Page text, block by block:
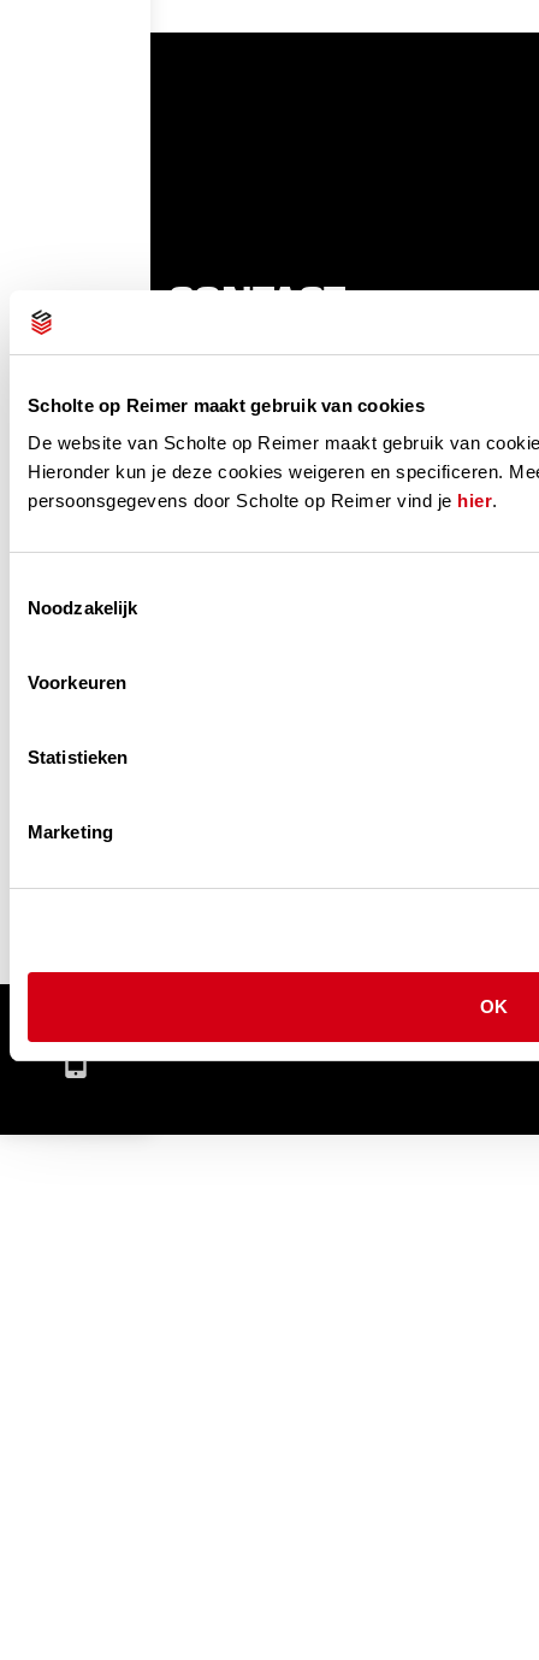
Scholte op Reimer maakt gebruik van cookies
De website van Scholte op Reimer maakt gebruik van
Hieronder kun je deze cookies weigeren en specificeren.
persoonsgegevens door Scholte op Reimer vind je hier.
Noodzakelijk
Voorkeuren
Statistieken
Marketing
OK
CONTACT
Ootmarsumseweg 165
7665 RX Albergen
0546441248
info@scholteopreimer.nl
CERTIFICERINGEN